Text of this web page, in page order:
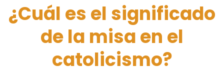
¿Cuál es el significado
de la misa en el
catolicismo?